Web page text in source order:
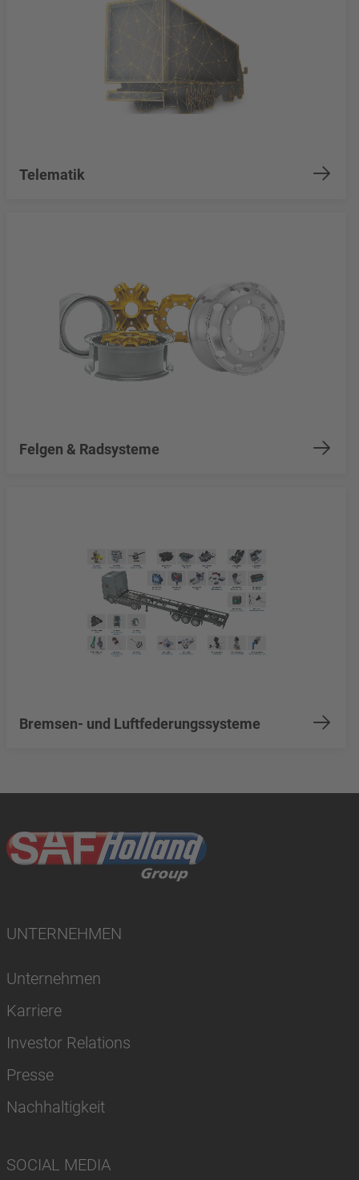
Telematik
Felgen & Radsysteme
Bremsen- und Luftfederungssysteme
UNTERNEHMEN
Unternehmen
Karriere
Investor Relations
Presse
Nachhaltigkeit
SOCIAL MEDIA